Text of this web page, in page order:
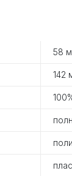
58
142